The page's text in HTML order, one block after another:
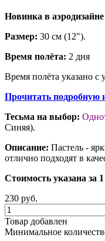
Новинка в
Размер: 30 см (12").
Время полёта: 2 дня
Время полёта указано с
Прочитать подробную
Тесьма на выбор:
Синяя).
Описание: Пастель -
отлично подходят в
Стоимость указана за
230 руб.
Товар добавлен
Минимальное